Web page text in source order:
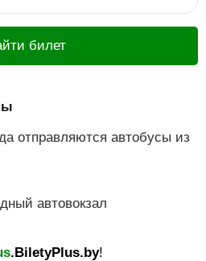
билет
отправляются автобусы из
автовокзал
.BiletyPlus.by!